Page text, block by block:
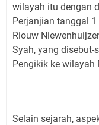
wilayah itu dengan
Perjanjian tanggal
Riouw
Syah, yang
Pengikik ke wilayah
Selain sejarah,